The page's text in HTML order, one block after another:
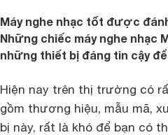
Máy nghe nhạc tốt được
Những chiếc máy nghe nhạc
những thiết bị đáng tin cậy
Hiện nay trên thị trường có
gồm thương hiệu, mẫu mã,
bị này, rất là khó để bạn có